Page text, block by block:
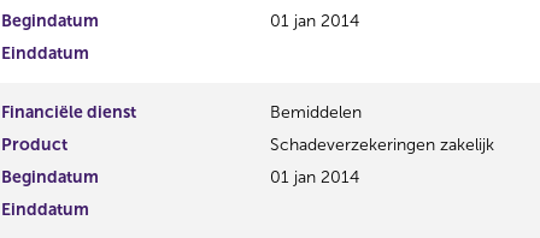
Begindatum
01 jan 2014
Einddatum
Financiële dienst
Bemiddelen
Product
Schadeverzekeringen zakelijk
Begindatum
01 jan 2014
Einddatum